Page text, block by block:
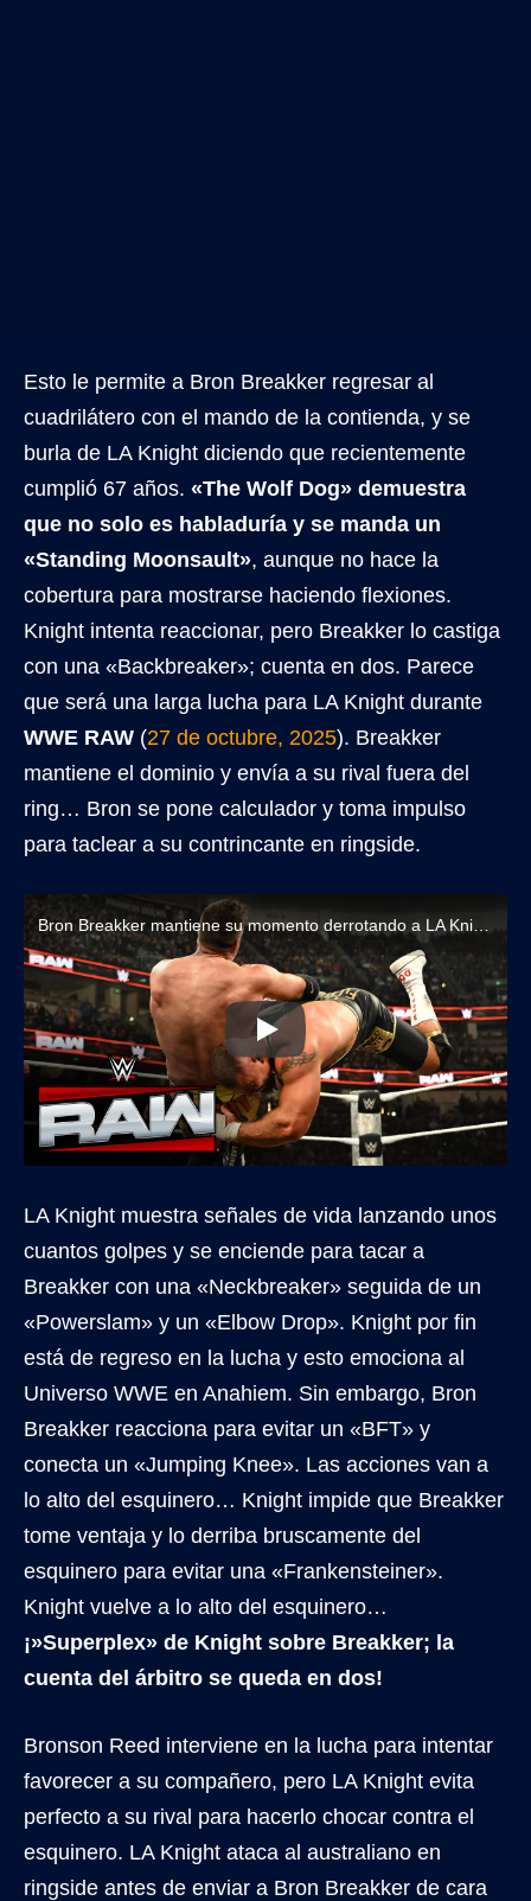
Esto le permite a Bron Breakker regresar al
cuadrilátero con el mando de la contienda, y se
burla de LA Knight diciendo que recientemente
cumplió 67 años. «The Wolf Dog» demuestra
que no solo es habladuría y se manda un
«Standing Moonsault», aunque no hace la
cobertura para mostrarse haciendo flexiones.
Knight intenta reaccionar, pero Breakker lo castiga
con una «Backbreaker»; cuenta en dos. Parece
que será una larga lucha para LA Knight durante
WWE RAW (27 de octubre, 2025). Breakker
mantiene el dominio y envía a su rival fuera del
ring… Bron se pone calculador y toma impulso
para taclear a su contrincante en ringside.
LA Knight muestra señales de vida lanzando unos
cuantos golpes y se enciende para tacar a
Breakker con una «Neckbreaker» seguida de un
«Powerslam» y un «Elbow Drop». Knight por fin
está de regreso en la lucha y esto emociona al
Universo WWE en Anahiem. Sin embargo, Bron
Breakker reacciona para evitar un «BFT» y
conecta un «Jumping Knee». Las acciones van a
lo alto del esquinero… Knight impide que Breakker
tome ventaja y lo derriba bruscamente del
esquinero para evitar una «Frankensteiner».
Knight vuelve a lo alto del esquinero…
¡»Superplex» de Knight sobre Breakker; la
cuenta del árbitro se queda en dos!
Bronson Reed interviene en la lucha para intentar
favorecer a su compañero, pero LA Knight evita
perfecto a su rival para hacerlo chocar contra el
esquinero. LA Knight ataca al australiano en
ringside antes de enviar a Bron Breakker de cara